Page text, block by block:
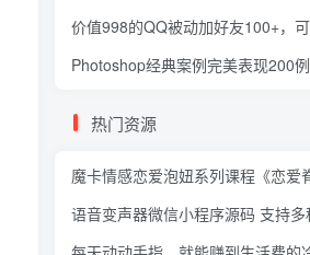
Photoshop经典案例完美表现200例
热门资源